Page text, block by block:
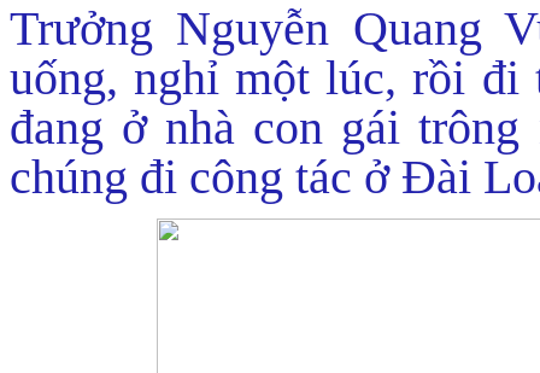
Trưởng Nguyễn Quang
uống, nghỉ một lúc, rồi đi
đang ở nhà con gái
chúng đi công tác ở Đài